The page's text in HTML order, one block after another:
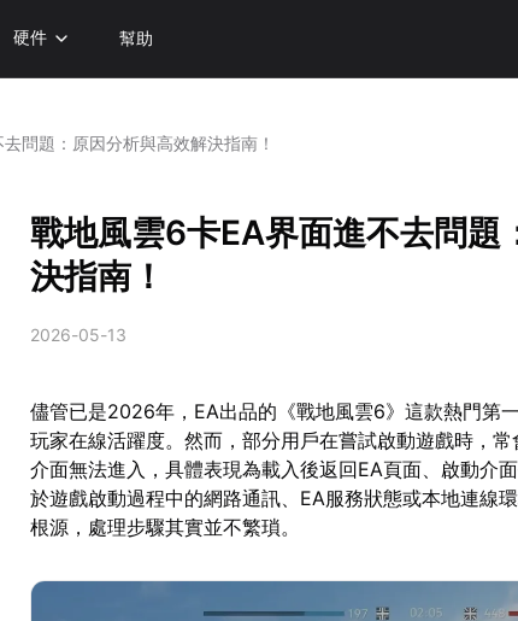
硬件 幫助
問題：原因分析與高效解決指南！
戰地風雲6卡EA界面進不去問題
決指南！
2026-05-13
儘管已是2026年，EA出品的《戰地風雲6》這款熱門第
玩家在線活躍度。然而，部分用戶在嘗試啟動遊戲時，
介面無法進入，具體表現為載入後返回EA頁面、啟動介
於遊戲啟動過程中的網路通訊、EA服務狀態或本地連線
根源，處理步驟其實並不繁瑣。